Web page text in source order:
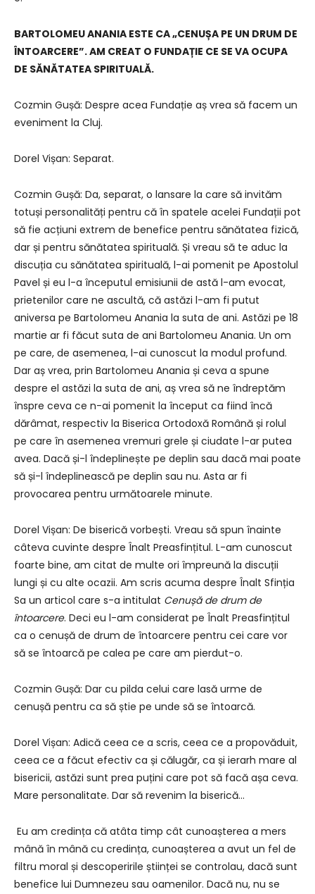
BARTOLOMEU ANANIA ESTE CA „CENUȘA PE UN DRUM DE
ÎNTOARCERE”. AM CREAT O FUNDAȚIE CE SE VA OCUPA
DE SĂNĂTATEA SPIRITUALĂ.
Cozmin Gușă: Despre acea Fundație aș vrea să facem un
eveniment la Cluj.
Dorel Vișan: Separat.
Cozmin Gușă: Da, separat, o lansare la care să invităm
totuși personalități pentru că în spatele acelei Fundații pot
să fie acțiuni extrem de benefice pentru sănătatea fizică,
dar și pentru sănătatea spirituală. Și vreau să te aduc la
discuția cu sănătatea spirituală, l-ai pomenit pe Apostolul
Pavel și eu l-a începutul emisiunii de astă l-am evocat,
prietenilor care ne ascultă, că astăzi l-am fi putut
aniversa pe Bartolomeu Anania la suta de ani. Astăzi pe 18
martie ar fi făcut suta de ani Bartolomeu Anania. Un om
pe care, de asemenea, l-ai cunoscut la modul profund.
Dar aș vrea, prin Bartolomeu Anania și ceva a spune
despre el astăzi la suta de ani, aș vrea să ne îndreptăm
înspre ceva ce n-ai pomenit la început ca fiind încă
dărâmat, respectiv la Biserica Ortodoxă Română și rolul
pe care în asemenea vremuri grele și ciudate l-ar putea
avea. Dacă și-l îndeplinește pe deplin sau dacă mai poate
să și-l îndeplinească pe deplin sau nu. Asta ar fi
provocarea pentru următoarele minute.
Dorel Vișan: De biserică vorbești. Vreau să spun înainte
câteva cuvinte despre Înalt Preasfințitul. L-am cunoscut
foarte bine, am citat de multe ori împreună la discuții
lungi și cu alte ocazii. Am scris acuma despre Înalt Sfinția
Sa un articol care s-a intitulat Cenușă de drum de
întoarcere. Deci eu l-am considerat pe Înalt Preasfințitul
ca o cenușă de drum de întoarcere pentru cei care vor
să se întoarcă pe calea pe care am pierdut-o.
Cozmin Gușă: Dar cu pilda celui care lasă urme de
cenușă pentru ca să știe pe unde să se întoarcă.
Dorel Vișan: Adică ceea ce a scris, ceea ce a propovăduit,
ceea ce a făcut efectiv ca și călugăr, ca și ierarh mare al
bisericii, astăzi sunt prea puțini care pot să facă așa ceva.
Mare personalitate. Dar să revenim la biserică…
Eu am credința că atâta timp cât cunoașterea a mers
mână în mână cu credința, cunoașterea a avut un fel de
filtru moral și descoperirile științei se controlau, dacă sunt
benefice lui Dumnezeu sau oamenilor. Dacă nu, nu se